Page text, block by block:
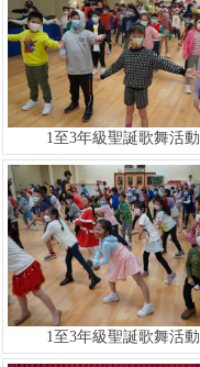
1至3年級聖誕歌舞活動
1至3年級聖誕歌舞活動